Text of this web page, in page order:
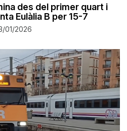
des del primer quart i
Eulàlia B per 15-7
01/2026